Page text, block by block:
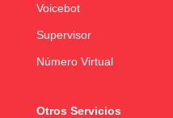
Voicebot
Supervisor
Número Virtual
Otros Servicios